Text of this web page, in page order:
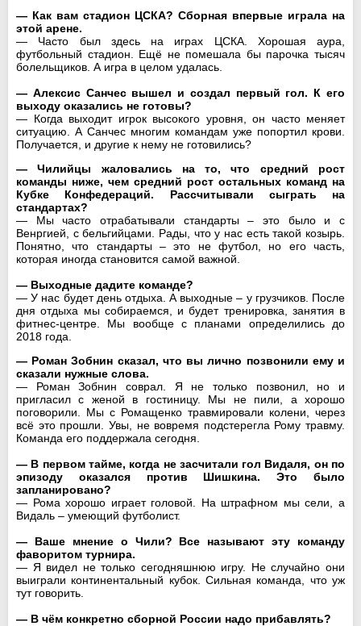
— Как вам стадион ЦСКА? Сборная впервые играла на
этой арене.
— Часто был здесь на играх ЦСКА. Хорошая аура,
футбольный стадион. Ещё не помешала бы парочка тысяч
болельщиков. А игра в целом удалась.
— Алексис Санчес вышел и создал первый гол. К его
выходу оказались не готовы?
— Когда выходит игрок высокого уровня, он часто меняет
ситуацию. А Санчес многим командам уже попортил крови.
Получается, и другие к нему не готовились?
— Чилийцы жаловались на то, что средний рост
команды ниже, чем средний рост остальных команд на
Кубке Конфедераций. Рассчитывали сыграть на
стандартах?
— Мы часто отрабатывали стандарты – это было и с
Венргией, с бельгийцами. Рады, что у нас есть такой козырь.
Понятно, что стандарты – это не футбол, но его часть,
которая иногда становится самой важной.
— Выходные дадите команде?
— У нас будет день отдыха. А выходные – у грузчиков. После
дня отдыха мы собираемся, и будет тренировка, занятия в
фитнес-центре. Мы вообще с планами определились до
2018 года.
— Роман Зобнин сказал, что вы лично позвонили ему и
сказали нужные слова.
— Роман Зобнин соврал. Я не только позвонил, но и
пригласил с женой в гостиницу. Мы не пили, а хорошо
поговорили. Мы с Ромащенко травмировали колени, через
всё это прошли. Увы, не вовремя подстерегла Рому травму.
Команда его поддержала сегодня.
— В первом тайме, когда не засчитали гол Видаля, он по
эпизоду оказался против Шишкина. Это было
запланировано?
— Рома хорошо играет головой. На штрафном мы сели, а
Видаль – умеющий футболист.
— Ваше мнение о Чили? Все называют эту команду
фаворитом турнира.
— Я видел не только сегодняшнюю игру. Не случайно они
выиграли континентальный кубок. Сильная команда, что уж
тут говорить.
— В чём конкретно сборной России надо прибавлять?